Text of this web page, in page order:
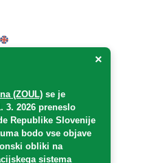
×
(ZOUL) se je
3. 2026 preneslo
Republike Slovenije
bodo vse objave
obliki na
sistema